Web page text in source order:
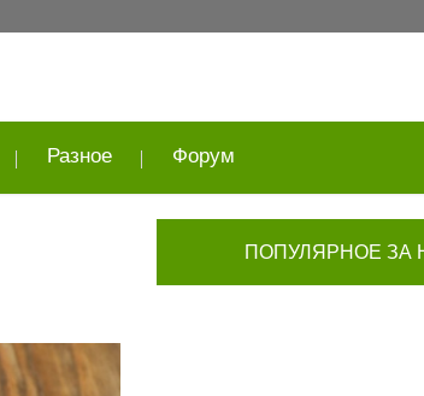
Разное Форум
ПОПУЛЯРНОЕ ЗА